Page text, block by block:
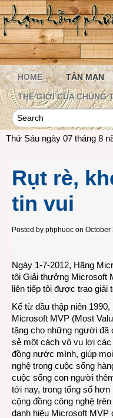
HOME TẢN MẠN
THẾ GIỚI CỦA CHÚNG
Thứ Sáu ngày 07 tháng 8
Rụt rè,
tin vui
Posted by phphuoc on October
Ngày 1-7-2012, Hãng
tôi Giải thưởng Microsoft
liên tiếp tôi được trao giải
Kể từ đầu thập niên
Microsoft MVP (Most
tặng cho những người đã
sẻ một cách vô vụ lợi
đồng nước mình, giúp
nghệ trong cuộc sống
cuộc sống con người
tới nay, trong tổng số
cộng đồng công nghệ
danh hiệu Microsoft MVP